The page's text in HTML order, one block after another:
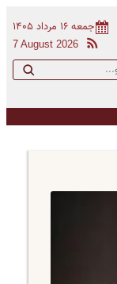
جمعه ۱۶ مرداد ۱۴۰۵
7 August 2026